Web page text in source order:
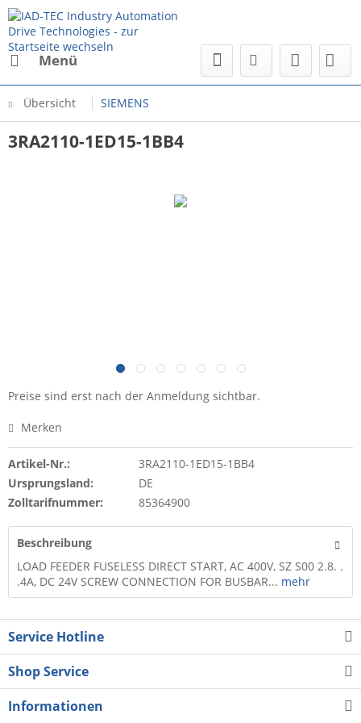
Menü
Übersicht SIEMENS
3RA2110-1ED15-1BB4
Preise sind erst nach der Anmeldung sichtbar.
Merken
Artikel-Nr.:
3RA2110-1ED15-1BB4
Ursprungsland:
DE
Zolltarifnummer:
85364900
Beschreibung
LOAD FEEDER FUSELESS DIRECT START, AC 400V, SZ S00 2.8. .
.4A, DC 24V SCREW CONNECTION FOR BUSBAR... mehr
Service Hotline
Shop Service
Informationen